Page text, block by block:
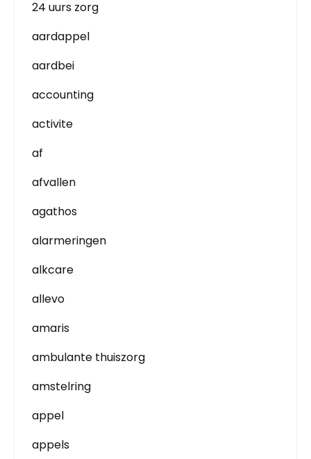
24 uurs zorg
aardappel
aardbei
accounting
activite
af
afvallen
agathos
alarmeringen
alkcare
allevo
amaris
ambulante thuiszorg
amstelring
appel
appels